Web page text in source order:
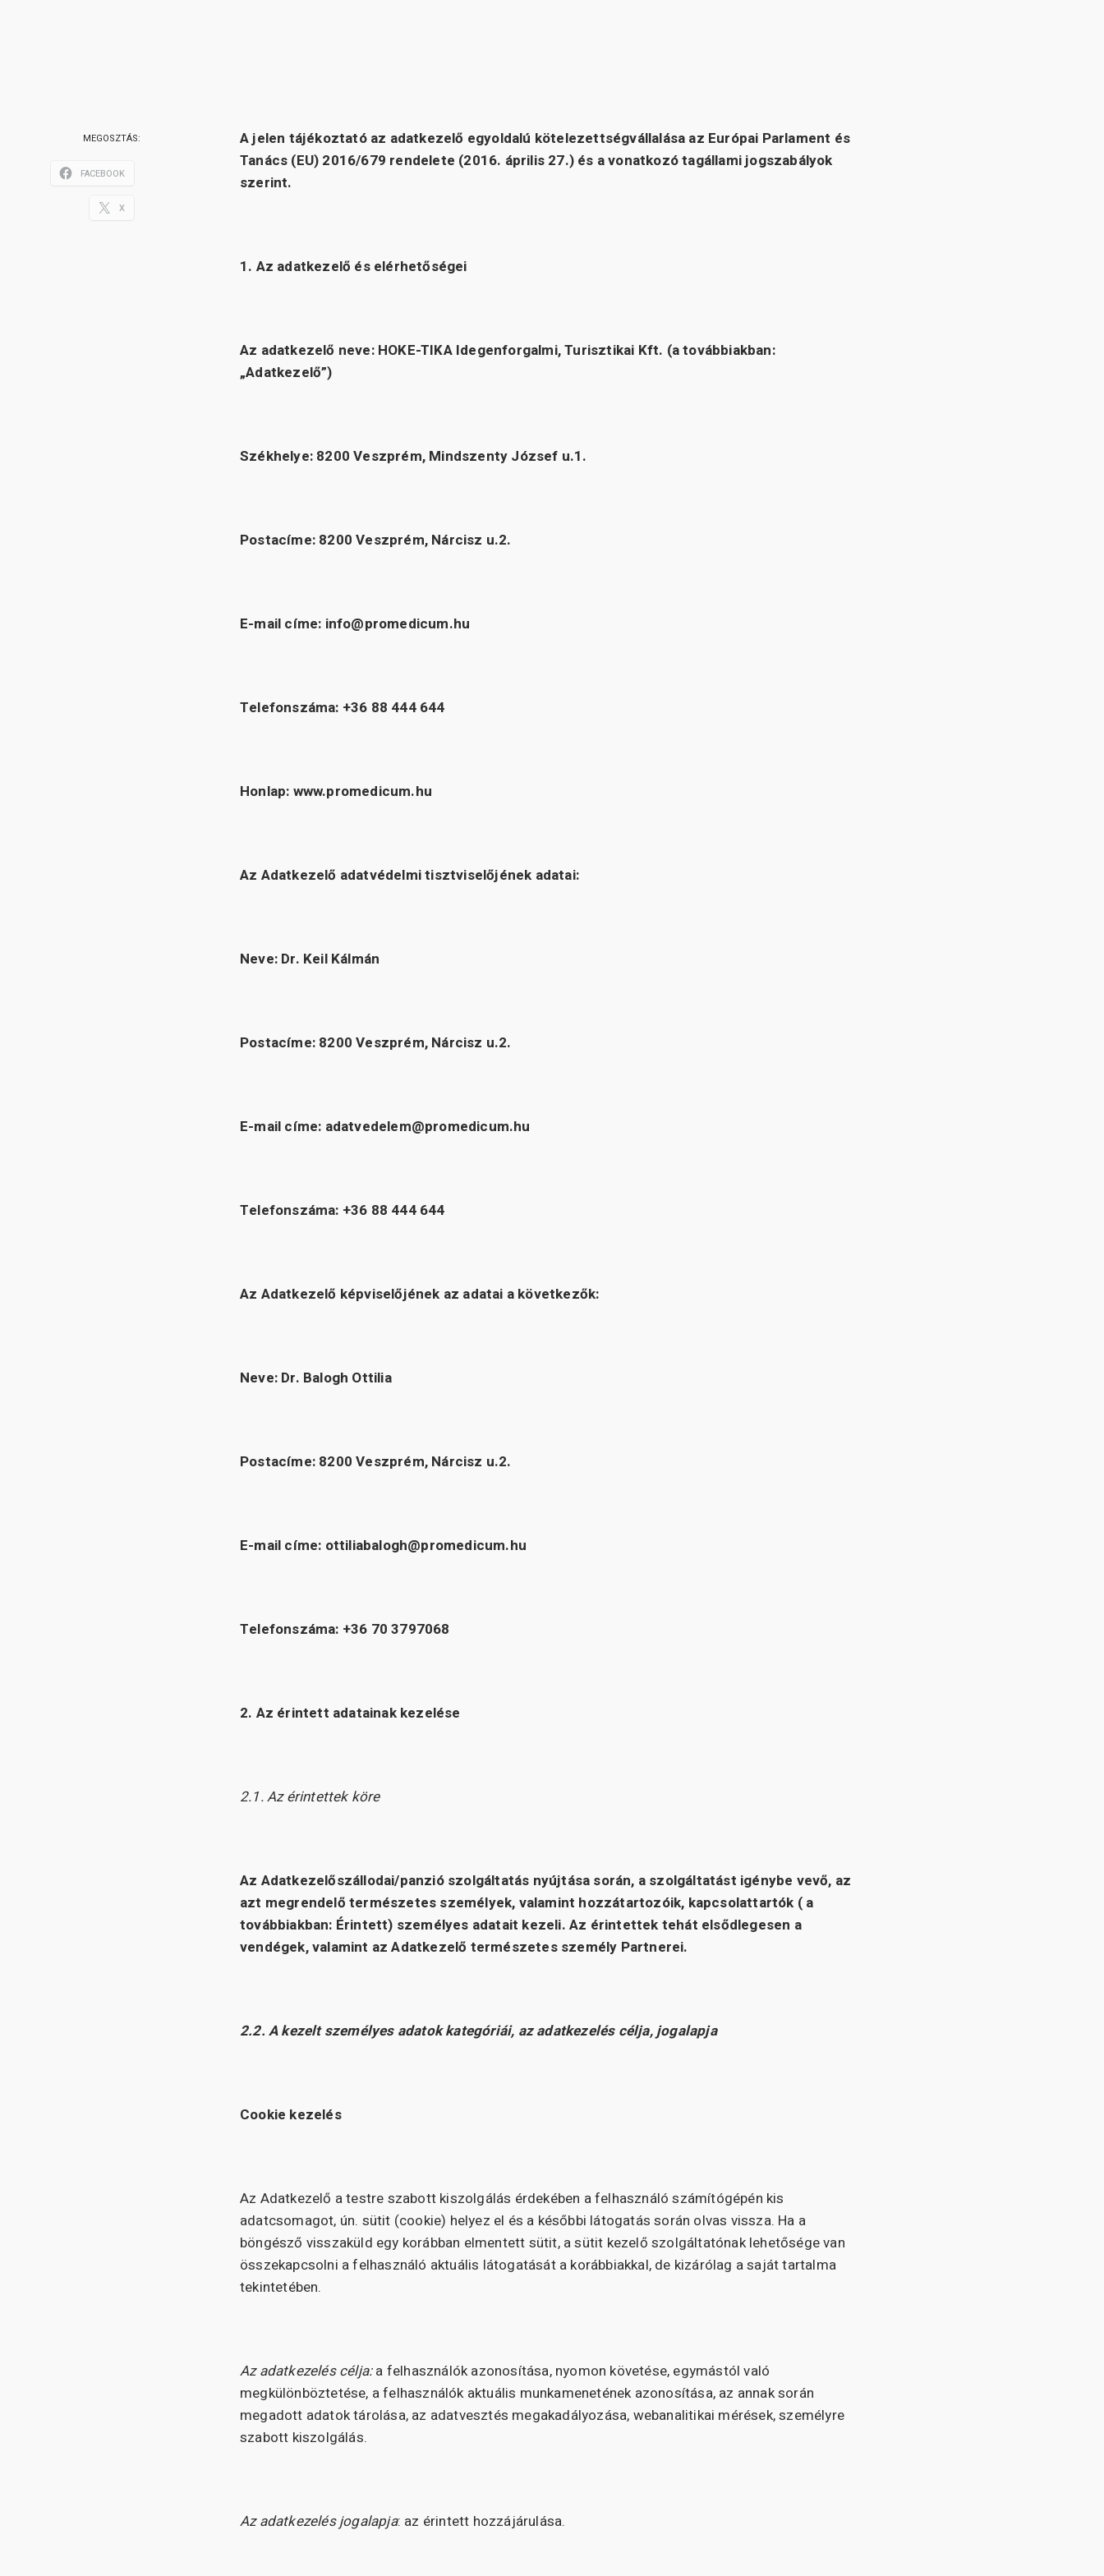
A jelen tájékoztató az adatkezelő egyoldalú kötelezettségvállalása az Európai Parlament és
Tanács (EU) 2016/679 rendelete (2016. április 27.) és a vonatkozó tagállami jogszabályok
szerint.
1. Az adatkezelő és elérhetőségei
Az adatkezelő neve: HOKE-TIKA Idegenforgalmi, Turisztikai Kft. (a továbbiakban:
„Adatkezelő”)
Székhelye: 8200 Veszprém, Mindszenty József u.1.
Postacíme: 8200 Veszprém, Nárcisz u.2.
E-mail címe: info@promedicum.hu
Telefonszáma: +36 88 444 644
Honlap: www.promedicum.hu
Az Adatkezelő adatvédelmi tisztviselőjének adatai:
Neve: Dr. Keil Kálmán
Postacíme: 8200 Veszprém, Nárcisz u.2.
E-mail címe: adatvedelem@promedicum.hu
Telefonszáma: +36 88 444 644
Az Adatkezelő képviselőjének az adatai a következők:
Neve: Dr. Balogh Ottilia
Postacíme: 8200 Veszprém, Nárcisz u.2.
E-mail címe: ottiliabalogh@promedicum.hu
Telefonszáma: +36 70 3797068
2. Az érintett adatainak kezelése
2.1. Az érintettek köre
Az Adatkezelőszállodai/panzió szolgáltatás nyújtása során, a szolgáltatást igénybe vevő, az
azt megrendelő természetes személyek, valamint hozzátartozóik, kapcsolattartók ( a
továbbiakban: Érintett) személyes adatait kezeli. Az érintettek tehát elsődlegesen a
vendégek, valamint az Adatkezelő természetes személy Partnerei.
2.2. A kezelt személyes adatok kategóriái, az adatkezelés célja, jogalapja
Cookie kezelés
Az Adatkezelő a testre szabott kiszolgálás érdekében a felhasználó számítógépén kis
adatcsomagot, ún. sütit (cookie) helyez el és a későbbi látogatás során olvas vissza. Ha a
böngésző visszaküld egy korábban elmentett sütit, a sütit kezelő szolgáltatónak lehetősége van
összekapcsolni a felhasználó aktuális látogatását a korábbiakkal, de kizárólag a saját tartalma
tekintetében.
Az adatkezelés célja:a felhasználók azonosítása, nyomon követése, egymástól való
megkülönböztetése, a felhasználók aktuális munkamenetének azonosítása, az annak során
megadott adatok tárolása, az adatvesztés megakadályozása, webanalitikai mérések, személyre
szabott kiszolgálás.
Az adatkezelés jogalapja: az érintett hozzájárulása.
MEGOSZTÁS:
FACEBOOK
X